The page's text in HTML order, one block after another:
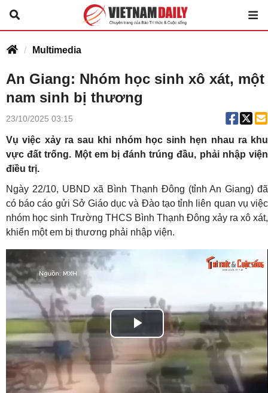
Multimedia
An Giang: Nhóm học sinh xô xát, một
nam sinh bị thương
23/10/2025 03:15
Vụ việc xảy ra sau khi nhóm học sinh hẹn nhau ra khu
vực đất trống. Một em bị đánh trúng đầu, phải nhập viện
điều trị.
Ngày 22/10, UBND xã Bình Thạnh Đông (tỉnh An Giang) đã
có báo cáo gửi Sở Giáo dục và Đào tạo tỉnh liên quan vụ việc
nhóm học sinh Trường THCS Bình Thạnh Đông xảy ra xô xát,
khiến một em bị thương phải nhập viện.
Play
Video